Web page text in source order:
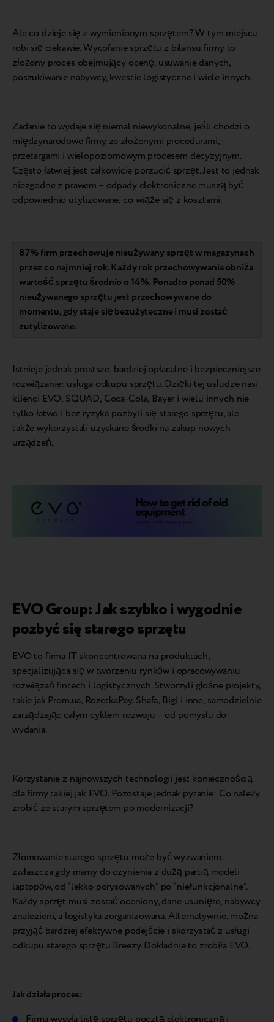
Ale co dzieje się z wymienionym sprzętem? W tym miejscu
robi się ciekawie. Wycofanie sprzętu z bilansu firmy to
złożony proces obejmujący ocenę, usuwanie danych,
poszukiwanie nabywcy, kwestie logistyczne i wiele innych.
Zadanie to wydaje się niemal niewykonalne, jeśli chodzi o
międzynarodowe firmy ze złożonymi procedurami,
przetargami i wielopoziomowym procesem decyzyjnym.
Często łatwiej jest całkowicie porzucić sprzęt. Jest to jednak
niezgodne z prawem – odpady elektroniczne muszą być
odpowiednio utylizowane, co wiąże się z kosztami.
87% firm przechowuje nieużywany sprzęt w magazynach
przez co najmniej rok. Każdy rok przechowywania obniża
wartość sprzętu średnio o 14%. Ponadto ponad 50%
nieużywanego sprzętu jest przechowywane do
momentu, gdy staje się bezużyteczne i musi zostać
zutylizowane.
Istnieje jednak prostsze, bardziej opłacalne i bezpieczniejsze
rozwiązanie: usługa odkupu sprzętu. Dzięki tej usłudze nasi
klienci EVO, SQUAD, Coca-Cola, Bayer i wielu innych nie
tylko łatwo i bez ryzyka pozbyli się starego sprzętu, ale
także wykorzystali uzyskane środki na zakup nowych
urządzeń.
EVO Group: Jak szybko i wygodnie
pozbyć się starego sprzętu
EVO to firma IT skoncentrowana na produktach,
specjalizująca się w tworzeniu rynków i opracowywaniu
rozwiązań fintech i logistycznych. Stworzyli głośne projekty,
takie jak Prom.ua, RozetkaPay, Shafa, Bigl i inne, samodzielnie
zarządzając całym cyklem rozwoju – od pomysłu do
wydania.
Korzystanie z najnowszych technologii jest koniecznością
dla firmy takiej jak EVO. Pozostaje jednak pytanie: Co należy
zrobić ze starym sprzętem po modernizacji?
Złomowanie starego sprzętu może być wyzwaniem,
zwłaszcza gdy mamy do czynienia z dużą partią modeli
laptopów, od “lekko porysowanych” po “niefunkcjonalne”.
Każdy sprzęt musi zostać oceniony, dane usunięte, nabywcy
znalezieni, a logistyka zorganizowana. Alternatywnie, można
przyjąć bardziej efektywne podejście i skorzystać z usługi
odkupu starego sprzętu Breezy. Dokładnie to zrobiła EVO.
Jak działa proces: